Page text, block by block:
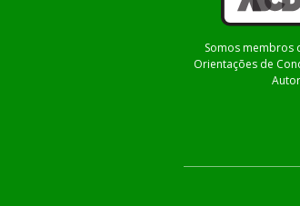
Somos membros
Orientações de